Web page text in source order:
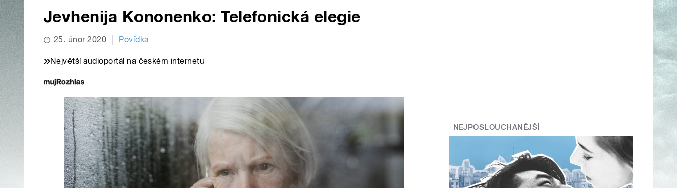
Jevhenija Kononenko: Telefonická elegie
25. únor 2020 Povídka
Největší audioportál na českém internetu
NEJPOSLOUCHANĚJŠÍ